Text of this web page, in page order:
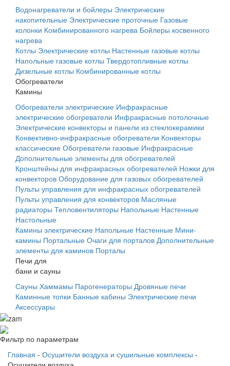
Водонагреватели и бойлеры Электрические
накопительные Электрические проточные Газовые
колонки Комбинированного нагрева Бойлеры косвенного
нагрева
Котлы Электрические котлы Настенные газовые котлы
Напольные газовые котлы Твердотопливные котлы
Дизельные котлы Комбинированные котлы
Обогреватели
Камины
Обогреватели электрические Инфракрасные
электрические обогреватели Инфракрасные потолочные
Электрические конвекторы и панели из стеклокерамики
Конвективно-инфракрасные обогреватели Конвекторы
классические Обогреватели газовые Инфракрасные
Дополнительные элементы для обогревателей
Кронштейны для инфракрасных обогревателей Ножки для
конвекторов Оборудование для газовых обогревателей
Пульты управления для инфракрасных обогревателей
Пульты управления для конвекторов Масляные
радиаторы Тепловентиляторы Напольные Настенные
Настольные
Камины электрические Напольные Настенные Мини-
камины Портальные Очаги для порталов Дополнительные
элементы для каминов Порталы
Печи для
бани и сауны
Сауны Хаммамы Парогенераторы Дровяные печи
Каминные топки Банные кабины Электрические печи
Аксессуары
Фильтр по параметрам
Главная - Осушители воздуха и сушильные комплексы -